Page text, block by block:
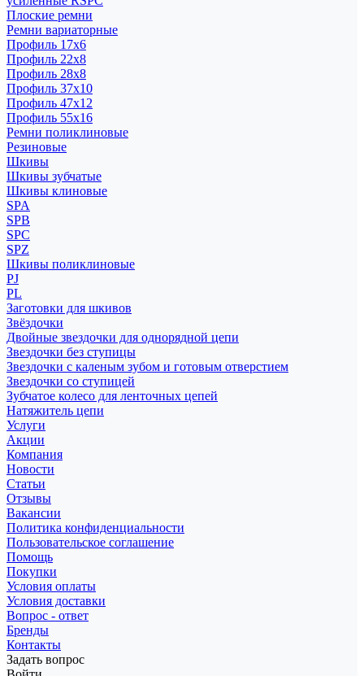
Плоские ремни
Ремни вариаторные
Профиль 17x6
Профиль 22x8
Профиль 28x8
Профиль 37x10
Профиль 47x12
Профиль 55x16
Ремни поликлиновые
Резиновые
Шкивы
Шкивы зубчатые
Шкивы клиновые
SPA
SPB
SPC
SPZ
Шкивы поликлиновые
PJ
PL
Заготовки для шкивов
Звёздочки
Двойные звездочки для однорядной цепи
Звездочки без ступицы
Звездочки с каленым зубом и готовым отверстием
Звездочки со ступицей
Зубчатое колесо для ленточных цепей
Натяжитель цепи
Услуги
Акции
Компания
Новости
Статьи
Отзывы
Вакансии
Политика конфиденциальности
Пользовательское соглашение
Помощь
Покупки
Условия оплаты
Условия доставки
Вопрос - ответ
Бренды
Контакты
Задать вопрос